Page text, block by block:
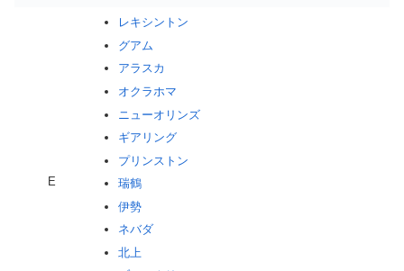
E
レキシントン
グアム
アラスカ
オクラホマ
ニューオリンズ
ギアリング
プリンストン
瑞鶴
伊勢
ネバダ
北上